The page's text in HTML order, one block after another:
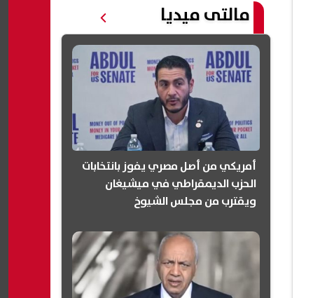
مالتى ميديا
أمريكي من أصل مصري يفوز بانتخابات
الحزب الديمقراطي في ميشيغان
ويقترب من مجلس الشيوخ